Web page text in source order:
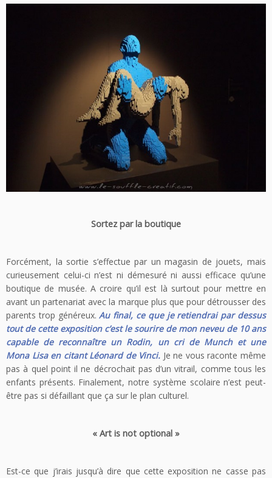
Sortez par la boutique
Forcément, la sortie s’effectue par un magasin de jouets, mais
curieusement celui-ci n’est ni démesuré ni aussi efficace qu’une
boutique de musée. A croire qu’il est là surtout pour mettre en
avant un partenariat avec la marque plus que pour détrousser des
parents trop généreux.Au final, ce que je retiendrai par dessus
tout de cette exposition c’est le sourire de mon neveu de 10 ans
capable de reconnaître un Rodin, un cri de Munch et une
Mona Lisa en citant Léonard de Vinci. Je ne vous raconte même
pas à quel point il ne décrochait pas d’un vitrail, comme tous les
enfants présents. Finalement, notre système scolaire n’est peut-
être pas si défaillant que ça sur le plan culturel.
« Art is not optional »
Est-ce que j’irais jusqu’à dire que cette exposition ne casse pas